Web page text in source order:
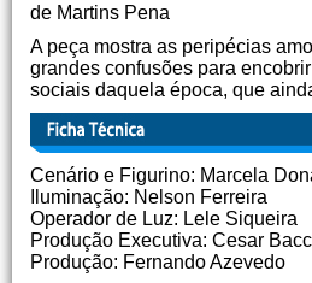
de Martins Pena
A peça mostra as peripécias
grandes confusões para
sociais daquela época, que
Cenário e Figurino: Marcela
Iluminação: Nelson Ferreira
Operador de Luz: Lele Siqueira
Produção Executiva: Cesar
Produção: Fernando Azevedo